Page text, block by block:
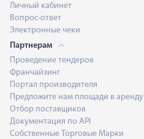
Личный кабинет
Вопрос-ответ
Электронные чеки
Партнерам
Проведение тендеров
Франчайзинг
Портал производителя
Предложите нам площади в аренду
Отбор поставщиков
Документация по API
Собственные Торговые Марки